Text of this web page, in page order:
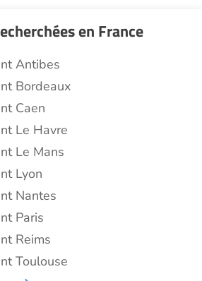
en France
Antibes
Bordeaux
Caen
Le Havre
Le Mans
Lyon
Nantes
Paris
Reims
Toulouse